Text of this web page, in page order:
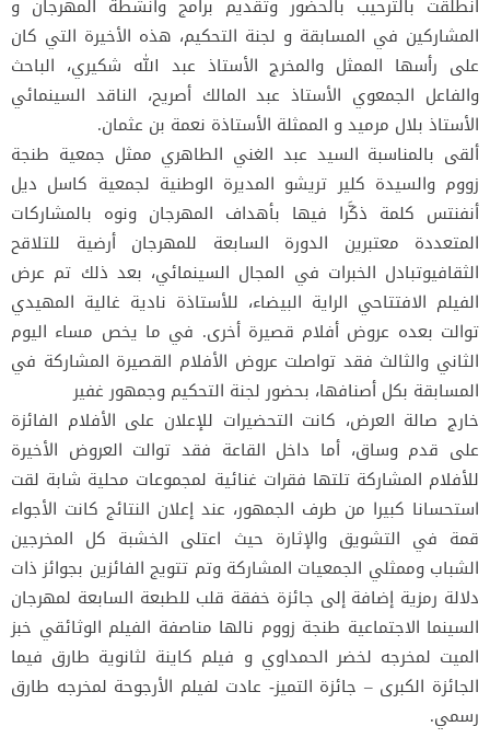
المشاركين في المسابقة و لجنة التحكيم، هذه الأخيرة التي كان
على رأسها الممثل والمخرج الأستاذ عبد الله شكيري، الباحث
والفاعل الجمعوي الأستاذ عبد المالك أصريح، الناقد السينمائي
الأستاذ بلال مرميد و الممثلة الأستاذة نعمة بن عثمان.
ألقى بالمناسبة السيد عبد الغني الطاهري ممثل جمعية طنجة
زووم والسيدة كلير تريشو المديرة الوطنية لجمعية كاسل ديل
أنفنتس كلمة ذكَّرا فيها بأهداف المهرجان ونوه بالمشاركات
المتعددة معتبرين الدورة السابعة للمهرجان أرضية للتلاقح
الثقافيوتبادل الخبرات في المجال السينمائي، بعد ذلك تم عرض
الفيلم الافتتاحي الراية البيضاء، للأستاذة نادية غالية المهيدي
توالت بعده عروض أفلام قصيرة أخرى. في ما يخص مساء اليوم
الثاني والثالث فقد تواصلت عروض الأفلام القصيرة المشاركة في
المسابقة بكل أصنافها، بحضور لجنة التحكيم وجمهور غفير
خارج صالة العرض، كانت التحضيرات للإعلان على الأفلام الفائزة
على قدم وساق، أما داخل القاعة فقد توالت العروض الأخيرة
للأفلام المشاركة تلتها فقرات غنائية لمجموعات محلية شابة لقت
استحسانا كبيرا من طرف الجمهور، عند إعلان النتائج كانت الأجواء
قمة في التشويق والإثارة حيث اعتلى الخشبة كل المخرجين
الشباب وممثلي الجمعيات المشاركة وتم تتويج الفائزين بجوائز ذات
دلالة رمزية إضافة إلى جائزة خفقة قلب للطبعة السابعة لمهرجان
السينما الاجتماعية طنجة زووم نالها مناصفة الفيلم الوثائقي خبز
الميت لمخرجه لخضر الحمداوي و فيلم كاينة لثانوية طارق فيما
الجائزة الكبرى – جائزة التميز- عادت لفيلم الأرجوحة لمخرجه طارق
رسمي.